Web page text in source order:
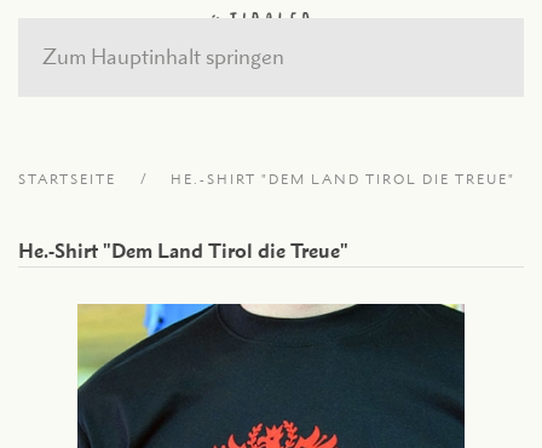
Zum Hauptinhalt springen
STARTSEITE HE.-SHIRT "DEM LAND TIROL DIE TREUE"
He.-Shirt "Dem Land Tirol die Treue"